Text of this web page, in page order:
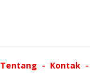
Tentang Kontak